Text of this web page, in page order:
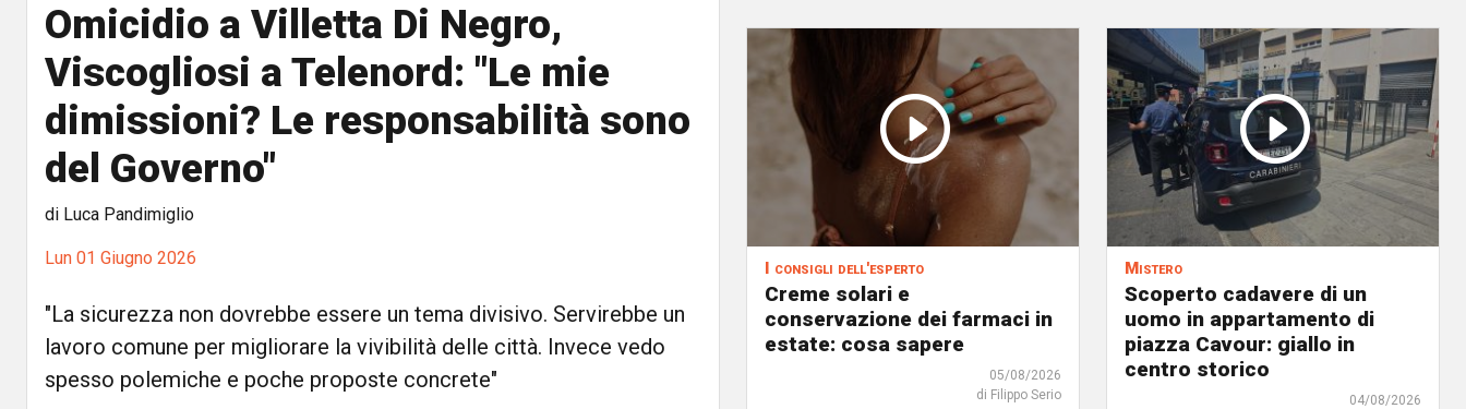
Omicidio a Villetta Di Negro,
Viscogliosi a Telenord: "Le mie
dimissioni? Le responsabilità sono
del Governo"
di Luca Pandimiglio
Lun 01 Giugno 2026
"La sicurezza non dovrebbe essere un tema divisivo. Servirebbe un
lavoro comune per migliorare la vivibilità delle città. Invece vedo
spesso polemiche e poche proposte concrete"
I consigli dell'esperto
Creme solari e
conservazione dei farmaci in
estate: cosa sapere
05/08/2026
di Filippo Serio
Mistero
Scoperto cadavere di un
uomo in appartamento di
piazza Cavour: giallo in
centro storico
04/08/2026